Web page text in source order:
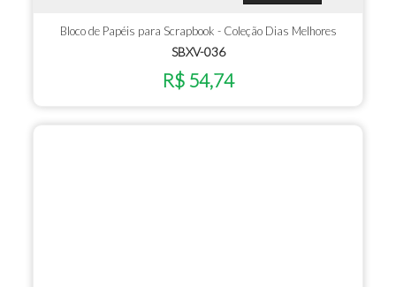
Bloco de Papéis para Scrapbook - Coleção Dias Melhores
SBXV-036
R$ 54,74